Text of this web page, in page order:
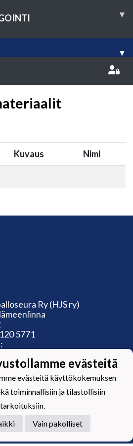
▾
▾
Kuvaus Nimi
Ry (HJS ry)
5771
evästeitä
evästeitä käyttökokemuksen
toiminnallisiin ja tilastollisiin
tarkoituksiin.
Vain pakolliset